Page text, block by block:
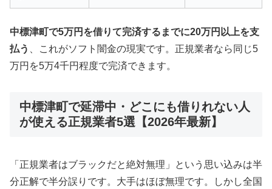
中標津町で5万円を借りて完済するまでに20万円以上を支
払う
、これがソフト闇金の現実です。正規業者なら同じ5
万円を5万4千円程度で完済できます。
中標津町で延滞中・どこにも借りれない人
が使える正規業者5選【2026年最新】
「正規業者はブラックだと絶対無理」という思い込みは半
分正解で半分誤りです。大手はほぼ無理です。しかし全国